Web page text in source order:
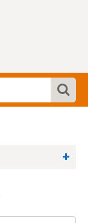
Sök